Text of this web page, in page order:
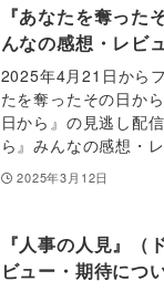
『あなたを奪っ
んなの感想・レビ
2025年4月21日から
たを奪ったその日か
日から』の見逃し配
ら』みんなの感想・
2025年3月12日
『人事の人見』
ビュー・期待につ